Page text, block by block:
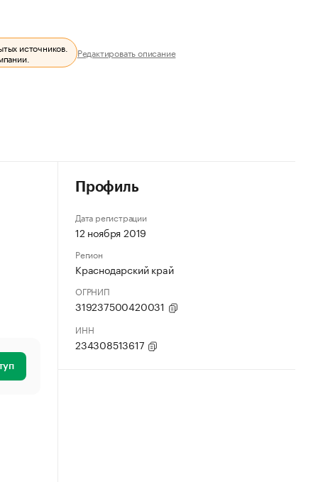
источников.
Редактировать описание
Профиль
Дата регистрации
12 ноября 2019
Регион
Краснодарский край
ОГРНИП
319237500420031
ИНН
234308513617